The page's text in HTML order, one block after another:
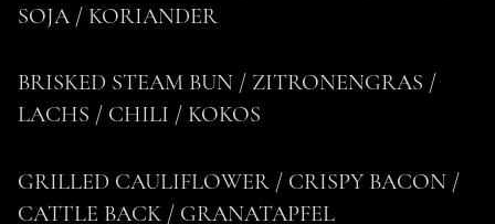
SOJA / KORIANDER
BRISKED STEAM BUN / ZITRONENGRAS /
LACHS / CHILI / KOKOS
GRILLED CAULIFLOWER / CRISPY BACON /
CATTLE BACK / GRANATAPFEL